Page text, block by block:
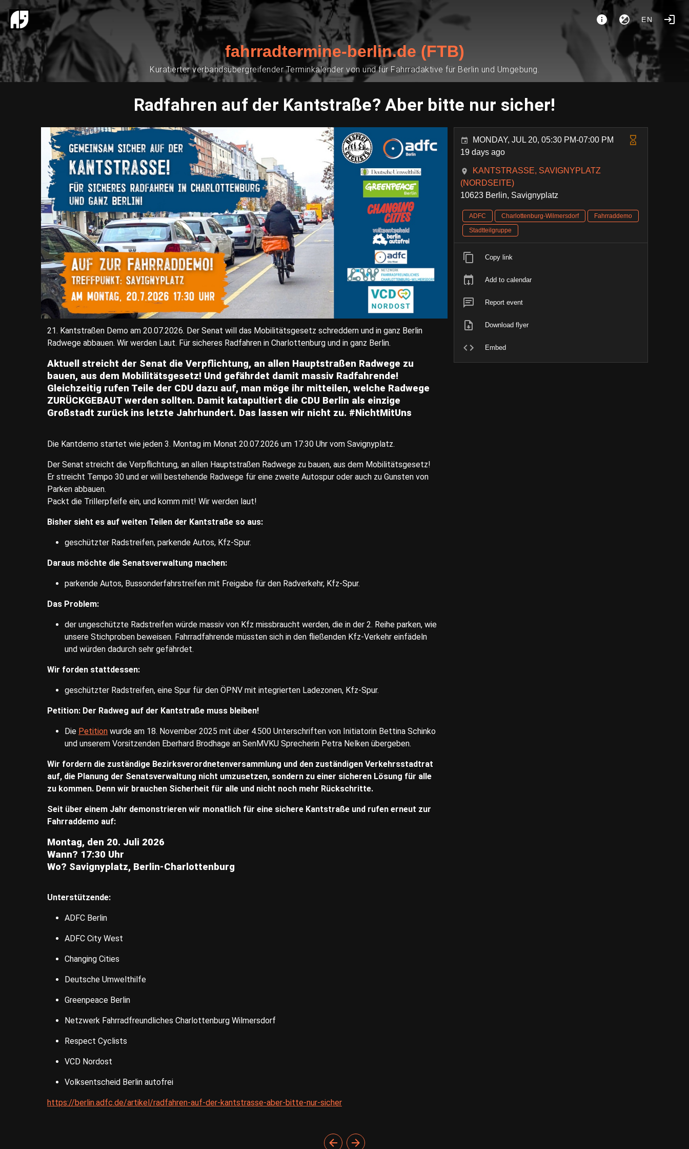
EN
fahrradtermine-berlin.de (FTB)
Kuratierter verbandsübergreifender Terminkalender von und für Fahrradaktive für Berlin und Umgebung.
Radfahren auf der Kantstraße? Aber bitte nur sicher!
21. Kantstraßen Demo am 20.07.2026. Der Senat will das Mobilitätsgesetz schreddern und in ganz Berlin
Radwege abbauen. Wir werden Laut. Für sicheres Radfahren in Charlottenburg und in ganz Berlin.
Aktuell streicht der Senat die Verpflichtung, an allen Hauptstraßen Radwege zu
bauen, aus dem Mobilitätsgesetz! Und gefährdet damit massiv Radfahrende!
Gleichzeitig rufen Teile der CDU dazu auf, man möge ihr mitteilen, welche Radwege
ZURÜCKGEBAUT werden sollten. Damit katapultiert die CDU Berlin als einzige
Großstadt zurück ins letzte Jahrhundert. Das lassen wir nicht zu. #NichtMitUns
Die Kantdemo startet wie jeden 3. Montag im Monat 20.07.2026 um 17:30 Uhr vom Savignyplatz.
Der Senat streicht die Verpflichtung, an allen Hauptstraßen Radwege zu bauen, aus dem Mobilitätsgesetz!
Er streicht Tempo 30 und er will bestehende Radwege für eine zweite Autospur oder auch zu Gunsten von
Parken abbauen.
Packt die Trillerpfeife ein, und komm mit! Wir werden laut!
Bisher sieht es auf weiten Teilen der Kantstraße so aus:
geschützter Radstreifen, parkende Autos, Kfz-Spur.
Daraus möchte die Senatsverwaltung machen:
parkende Autos, Bussonderfahrstreifen mit Freigabe für den Radverkehr, Kfz-Spur.
Das Problem:
der ungeschützte Radstreifen würde massiv von Kfz missbraucht werden, die in der 2. Reihe parken, wie
unsere Stichproben beweisen. Fahrradfahrende müssten sich in den fließenden Kfz-Verkehr einfädeln
und würden dadurch sehr gefährdet.
Wir forden stattdessen:
geschützter Radstreifen, eine Spur für den ÖPNV mit integrierten Ladezonen, Kfz-Spur.
Petition: Der Radweg auf der Kantstraße muss bleiben!
Die Petition wurde am 18. November 2025 mit über 4.500 Unterschriften von Initiatorin Bettina Schinko
und unserem Vorsitzenden Eberhard Brodhage an SenMVKU Sprecherin Petra Nelken übergeben.
Wir fordern die zuständige Bezirksverordnetenversammlung und den zuständigen Verkehrsstadtrat
auf, die Planung der Senatsverwaltung nicht umzusetzen, sondern zu einer sicheren Lösung für alle
zu kommen. Denn wir brauchen Sicherheit für alle und nicht noch mehr Rückschritte.
Seit über einem Jahr demonstrieren wir monatlich für eine sichere Kantstraße und rufen erneut zur
Fahrraddemo auf:
Montag, den 20. Juli 2026
Wann? 17:30 Uhr
Wo? Savignyplatz, Berlin-Charlottenburg
Unterstützende:
ADFC Berlin
ADFC City West
Changing Cities
Deutsche Umwelthilfe
Greenpeace Berlin
Netzwerk Fahrradfreundliches Charlottenburg Wilmersdorf
Respect Cyclists
VCD Nordost
Volksentscheid Berlin autofrei
https://berlin.adfc.de/artikel/radfahren-auf-der-kantstrasse-aber-bitte-nur-sicher
MONDAY, JUL 20, 05:30 PM-07:00 PM
19 days ago
KANTSTRASSE, SAVIGNYPLATZ (
NORDSEITE)
10623 Berlin, Savignyplatz
ADFC Charlottenburg-Wilmersdorf
Fahrraddemo
Stadtteilgruppe
Copy link
Add to calendar
Report event
Download flyer
Embed